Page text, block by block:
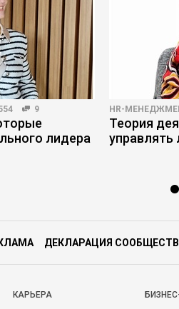
9
лидера
HR-
Теория
ДЕКЛАРАЦИЯ
КАРЬЕРА